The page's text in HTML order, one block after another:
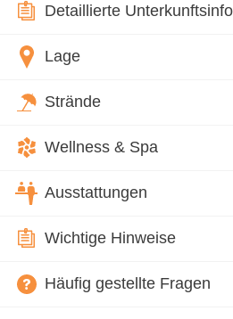
Detaillierte
Lage
Strände
Wellness & Spa
Ausstattungen
Wichtige Hinweise
Häufig gestellte Fragen